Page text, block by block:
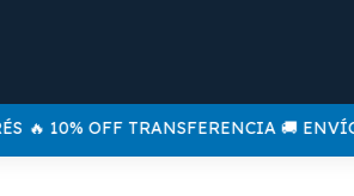
🔥 10% OFF TRANSFERENCIA 🚚 ENVÍO